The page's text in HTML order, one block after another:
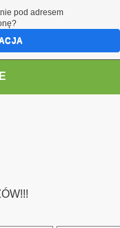
pod adresem